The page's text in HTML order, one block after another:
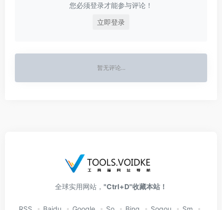
您必须登录才能参与评论！
立即登录
暂无评论...
全球实用网站， "Ctrl+D"收藏本站！